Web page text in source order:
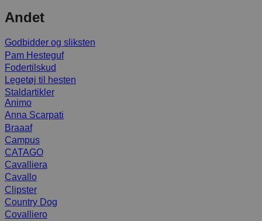
Andet
Godbidder og sliksten
Pam Hesteguf
Fodertilskud
Legetøj til hesten
Staldartikler
Animo
Anna Scarpati
Braaaf
Campus
CATAGO
Cavalliera
Cavallo
Clipster
Country Dog
Covalliero